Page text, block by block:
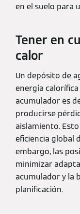
en el suelo para
Tener en
calor
Un depósito de
energía calorífica
acumulador es
producirse
aislamiento.
eficiencia global
embargo, las
minimizar
acumulador y la
planificación.